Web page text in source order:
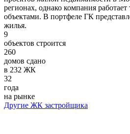
регионах, однако компания
объектами. В портфеле ГК
жилья.
9
объектов строится
260
домов сдано
в 232 ЖК
32
года
на рынке
Другие ЖК застройщика